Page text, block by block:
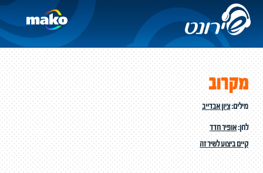
מקרוב
מילים:ציון אבדייב
לחן:אופיר חדד
קיים ביצוע לשיר זה